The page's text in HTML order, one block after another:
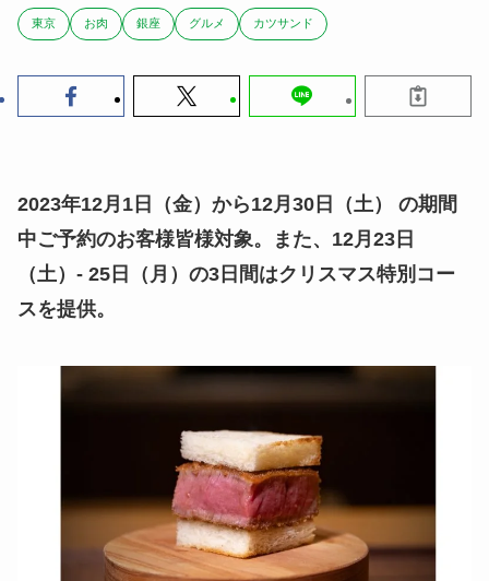
東京 お肉 銀座 グルメ カツサンド
2023年12月1日（金）から12月30日（土） の期間
中ご予約のお客様皆様対象。また、12月23日
（土）- 25日（月）の3日間はクリスマス特別コー
スを提供。